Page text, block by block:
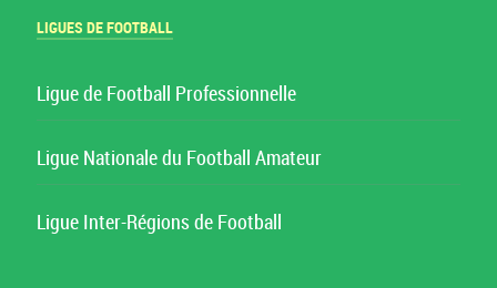
LIGUES DE FOOTBALL
Ligue de Football Professionnelle
Ligue Nationale du Football Amateur
Ligue Inter-Régions de Football